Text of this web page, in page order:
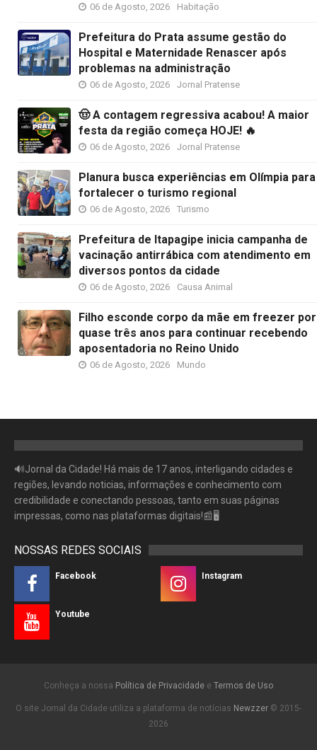
06 de Agosto, 2026 Habitação
Prefeitura do Prata assume gestão do
Hospital e Maternidade Renascer após
problemas na administração
06 de Agosto, 2026 Jornal Pratense
🤠 A contagem regressiva acabou! A maior
festa da região começa HOJE! 🔥
06 de Agosto, 2026 Jornal Pratense
Planura busca experiências em Olímpia para
fortalecer o turismo regional
06 de Agosto, 2026 Turismo
Prefeitura de Itapagipe inicia campanha de
vacinação antirrábica com atendimento em
diversos pontos da cidade
06 de Agosto, 2026 Causa Animal
Filho esconde corpo da mãe em freezer por
quase três anos para continuar recebendo
aposentadoria no Reino Unido
06 de Agosto, 2026 Mundo
🔊Jornal da Cidade! Há mais de 17 anos, interligando cidades e
regiões, levando noticias, informações e conhecimento com
credibilidade e conectando pessoas, tanto em suas páginas
impressas, como nas plataformas digitais!📰🖥
NOSSAS REDES SOCIAIS
Facebook Instagram
Youtube
Conheça a nossa Política de Privacidade e Termos de Uso
O site Jornal da Cidade utiliza a plataforma de notícias Newzzer © 2015-
2026